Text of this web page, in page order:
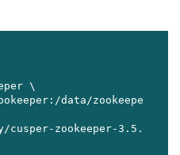
\
data/zookeepe
zookeeper-3.5.